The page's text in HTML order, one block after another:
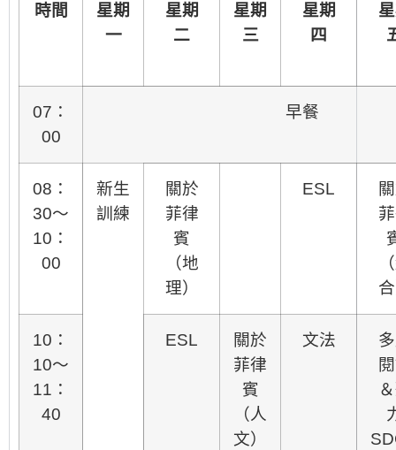
時間
星期
一
星期
二
星期
三
星期
四
07：
00
早餐
08：
30～
10：
00
新生
訓練
關於
菲律
賓
（地
理）
ESL
10：
10～
11：
40
ESL
關於
菲律
賓
（人
文）
文法